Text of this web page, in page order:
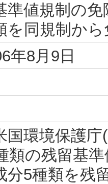
準値規制の
を同規制か
年8月9日
環境保護庁
類の残留基
分5種類を残